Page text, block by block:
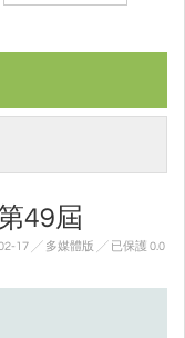
49屆
17 ╱ 多媒體版 ╱ 已保護 0.0